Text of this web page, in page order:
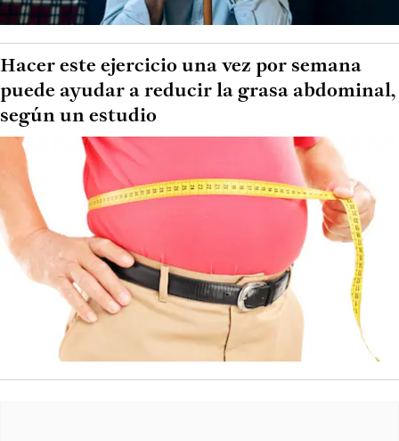
Hacer este ejercicio una vez por semana
puede ayudar a reducir la grasa abdominal,
según un estudio